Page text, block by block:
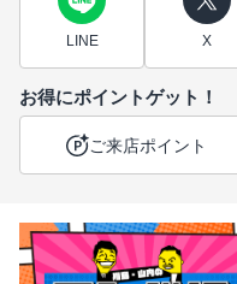
LINE X
お得にポイントゲット！
ご来店ポイント